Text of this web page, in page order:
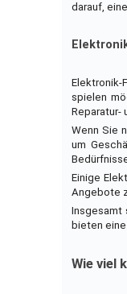
darauf,
spielen
Reparatur-
Wenn Sie
um
Einige
Angebote
Insgesamt
bieten
Wie viel